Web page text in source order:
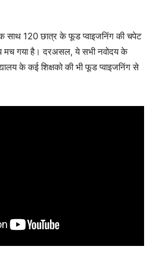
साथ 120 छात्र के फूड प्वाइजनिंग की चपेट
मच गया है। दरअसल, ये सभी नवोदय के
के कई शिक्षको की भी फूड प्वाइजनिंग से